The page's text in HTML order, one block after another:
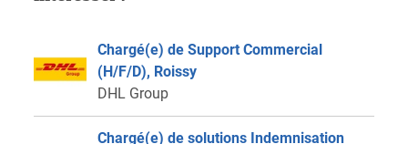
Chargé(e) de Support Commercial
(H/F/D), Roissy
DHL Group
Chargé(e) de solutions Indemnisation